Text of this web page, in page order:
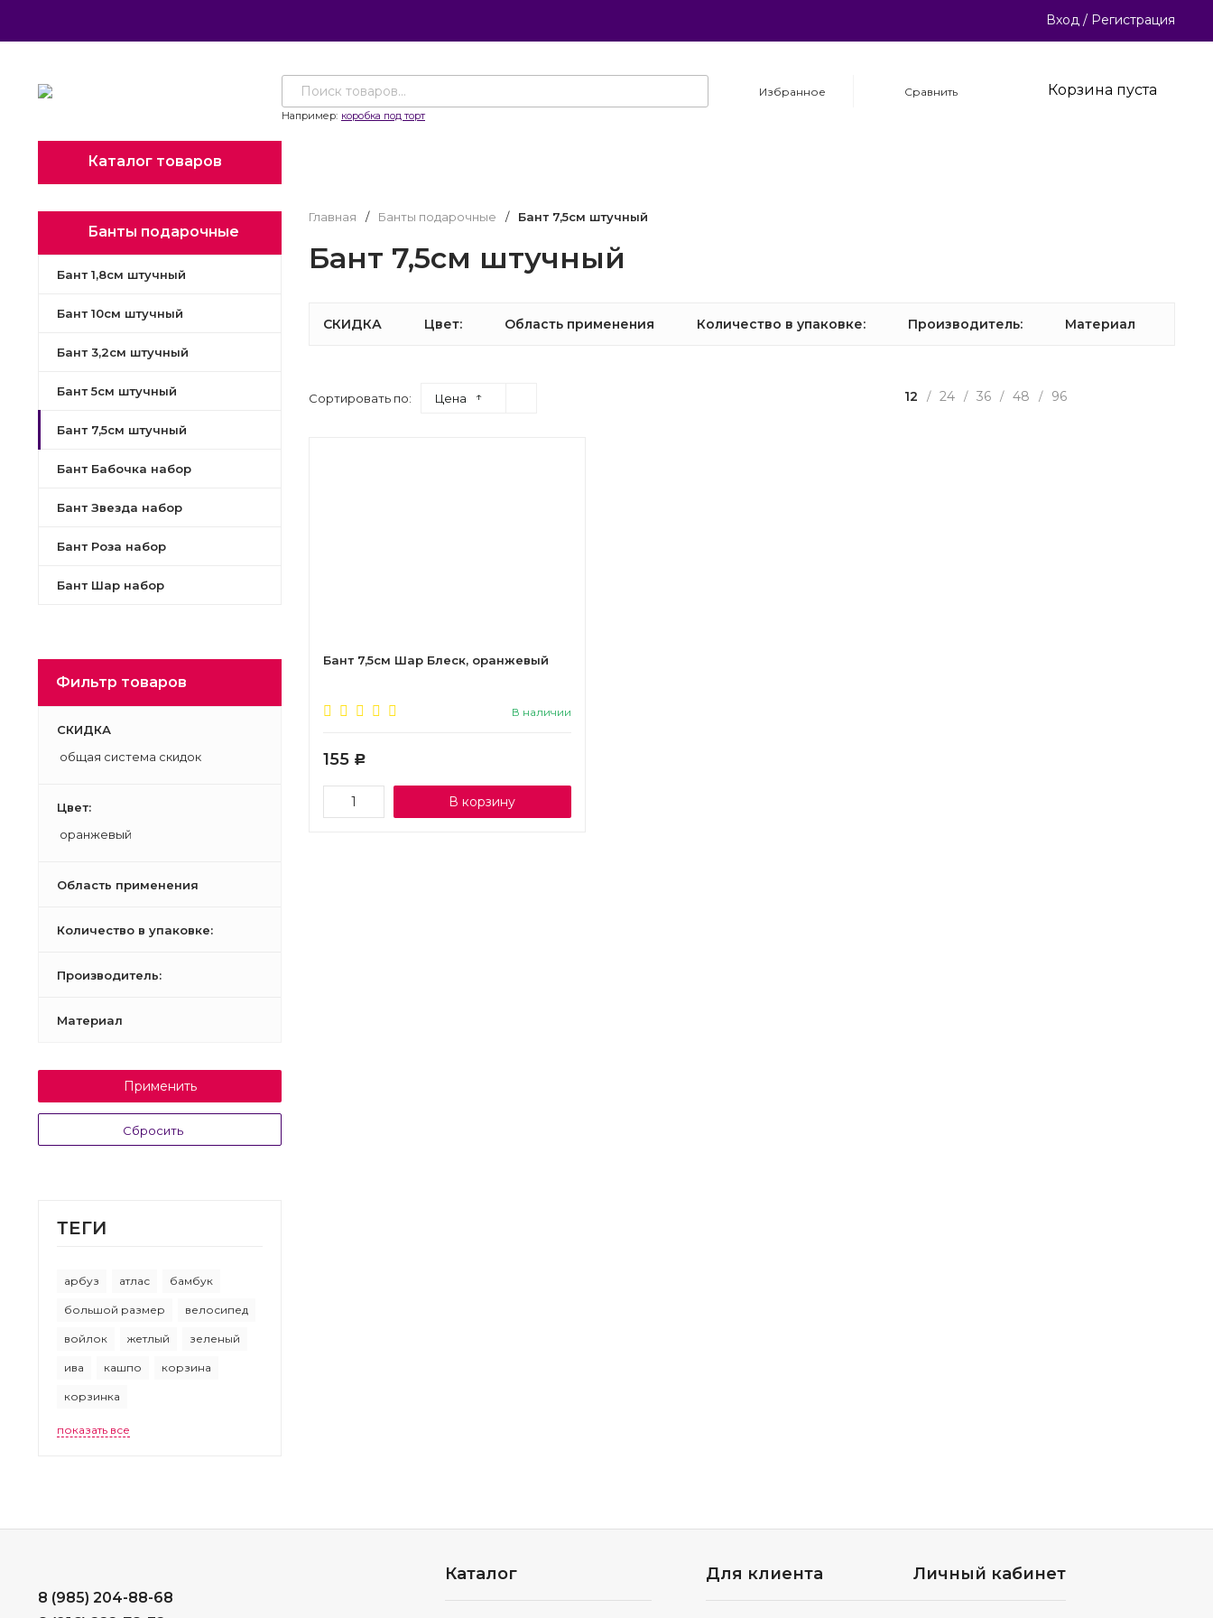
Вход / Регистрация
Например: коробка под торт
Избранное Сравнить Корзина пуста
Каталог товаров
Банты подарочные
Бант 1,8см штучный
Бант 10см штучный
Бант 3,2см штучный
Бант 5см штучный
Бант 7,5см штучный
Бант Бабочка набор
Бант Звезда набор
Бант Роза набор
Бант Шар набор
Фильтр товаров
СКИДКА
общая система скидок
Цвет:
оранжевый
Область применения
Количество в упаковке:
Производитель:
Материал
Применить
Сбросить
ТEГИ
арбуз атлас бамбук
большой размер велосипед
войлок жетлый зеленый
ива кашпо корзина
корзинка
показать все
Главная / Банты подарочные / Бант 7,5см штучный
Бант 7,5см штучный
СКИДКА Цвет: Область применения Количество в упаковке: Производитель: Материал
Сортировать по: Цена ↑ 12 / 24 / 36 / 48 / 96
Бант 7,5см Шар Блеск, оранжевый
В наличии
155 Р
В корзину
8 (985) 204-88-68
Каталог Для клиента Личный кабинет